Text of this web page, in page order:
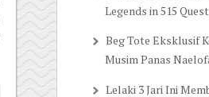
Legends in 515 Quest
Beg Tote Eksklusif
Musim Panas
Lelaki 3 Jari Ini